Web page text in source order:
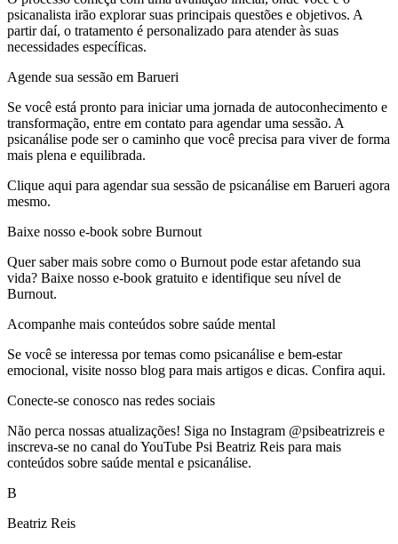
psicanalista irão explorar suas principais questões e objetivos. A
partir daí, o tratamento é personalizado para atender às suas
necessidades específicas.
Agende sua sessão em Barueri
Se você está pronto para iniciar uma jornada de autoconhecimento e
transformação, entre em contato para agendar uma sessão. A
psicanálise pode ser o caminho que você precisa para viver de forma
mais plena e equilibrada.
Clique aqui para agendar sua sessão de psicanálise em Barueri agora
mesmo.
Baixe nosso e-book sobre Burnout
Quer saber mais sobre como o Burnout pode estar afetando sua
vida? Baixe nosso e-book gratuito e identifique seu nível de
Burnout.
Acompanhe mais conteúdos sobre saúde mental
Se você se interessa por temas como psicanálise e bem-estar
emocional, visite nosso blog para mais artigos e dicas. Confira aqui.
Conecte-se conosco nas redes sociais
Não perca nossas atualizações! Siga no Instagram @psibeatrizreis e
inscreva-se no canal do YouTube Psi Beatriz Reis para mais
conteúdos sobre saúde mental e psicanálise.
B
Beatriz Reis